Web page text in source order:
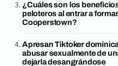
¿Cuáles son los
peloteros al entrar a
Cooperstown?
Apresan Tiktoker
abusar sexualmente de
dejarla desangrándose